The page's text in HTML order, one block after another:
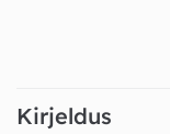
Kirjeldus